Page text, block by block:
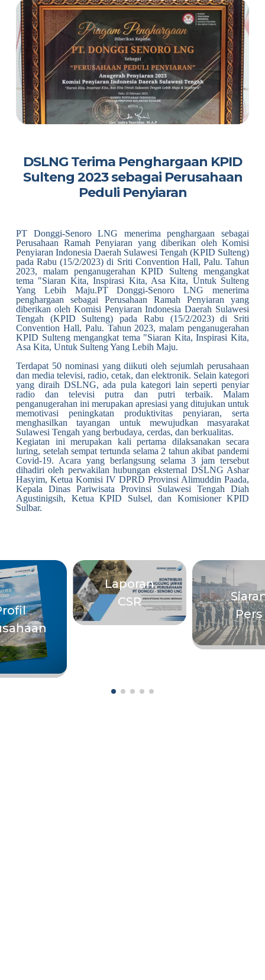
DSLNG Terima Penghargaan KPID
Sulteng 2023 sebagai Perusahaan
Peduli Penyiaran
PT Donggi-Senoro LNG menerima penghargaan sebagai
Perusahaan Ramah Penyiaran yang diberikan oleh Komisi
Penyiaran Indonesia Daerah Sulawesi Tengah (KPID Sulteng)
pada Rabu (15/2/2023) di Sriti Convention Hall, Palu. Tahun
2023, malam penganugerahan KPID Sulteng mengangkat
tema "Siaran Kita, Inspirasi Kita, Asa Kita, Untuk Sulteng
Yang Lebih Maju.PT Donggi-Senoro LNG menerima
penghargaan sebagai Perusahaan Ramah Penyiaran yang
diberikan oleh Komisi Penyiaran Indonesia Daerah Sulawesi
Tengah (KPID Sulteng) pada Rabu (15/2/2023) di Sriti
Convention Hall, Palu. Tahun 2023, malam penganugerahan
KPID Sulteng mengangkat tema "Siaran Kita, Inspirasi Kita,
Asa Kita, Untuk Sulteng Yang Lebih Maju.
Terdapat 50 nominasi yang diikuti oleh sejumlah perusahaan
dan media televisi, radio, cetak, dan elektronik. Selain kategori
yang diraih DSLNG, ada pula kategori lain seperti penyiar
radio dan televisi putra dan putri terbaik. Malam
penganugerahan ini merupakan apresiasi yang ditujukan untuk
memotivasi peningkatan produktivitas penyiaran, serta
menghasilkan tayangan untuk mewujudkan masyarakat
Sulawesi Tengah yang berbudaya, cerdas, dan berkualitas.
Kegiatan ini merupakan kali pertama dilaksanakan secara
luring, setelah sempat tertunda selama 2 tahun akibat pandemi
Covid-19. Acara yang berlangsung selama 3 jam tersebut
dihadiri oleh perwakilan hubungan eksternal DSLNG Ashar
Hasyim, Ketua Komisi IV DPRD Provinsi Alimuddin Paada,
Kepala Dinas Pariwisata Provinsi Sulawesi Tengah Diah
Agustinigsih, Ketua KPID Sulsel, dan Komisioner KPID
Sulbar.
Laporan
CSR
Pers